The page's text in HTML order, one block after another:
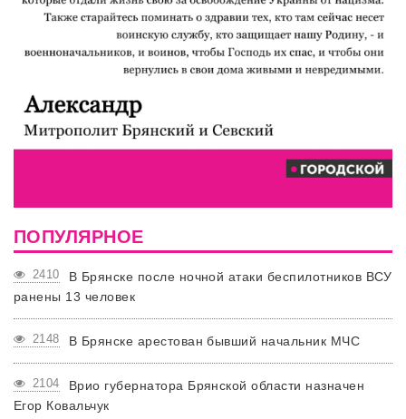
ПОПУЛЯРНОЕ
2410
В Брянске после ночной атаки беспилотников ВСУ
ранены 13 человек
2148 В Брянске арестован бывший начальник МЧС
2104
Врио губернатора Брянской области назначен
Егор Ковальчук